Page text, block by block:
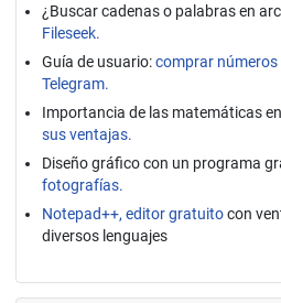
¿Buscar cadenas o palabras en
Fileseek.
Guía de usuario:comprar
Telegram.
Importancia de las matemáticas
sus ventajas.
Diseño gráfico con un programa
fotografías.
Notepad++, editor gratuitocon
diversos lenguajes